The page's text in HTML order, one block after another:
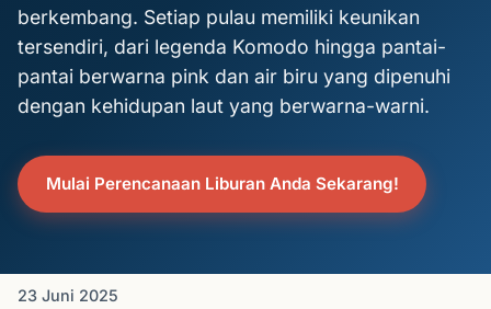
berkembang. Setiap pulau memiliki keunikan
tersendiri, dari legenda Komodo hingga pantai-
pantai berwarna pink dan air biru yang dipenuhi
dengan kehidupan laut yang berwarna-warni.
Mulai Perencanaan Liburan Anda Sekarang!
23 Juni 2025